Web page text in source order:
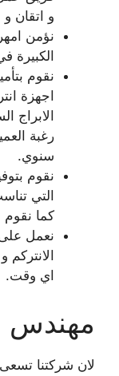
و اتقان
نؤمن
الكبيرة
نقوم
اجهزة
الابراج
رغبة
سنوي.
نقوم
التي
كما نقوم
الانتركم
اي وقت.
مهندس
لان شركتنا